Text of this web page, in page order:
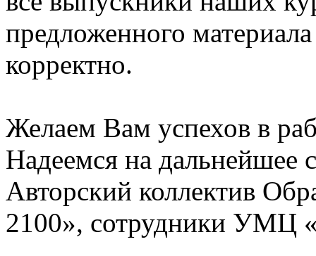
предложенного
корректно.
Желаем Вам успехов в
Надеемся на дальнейшее
Авторский коллектив
2100», сотрудники УМЦ